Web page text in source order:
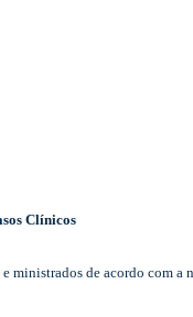
Clínicos
ministrados de acordo com a